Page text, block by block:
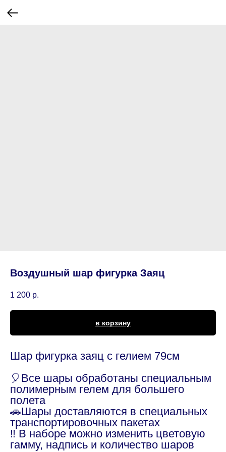
Воздушный шар фигурка Заяц
1 200 р.
в корзину
Шар фигурка заяц с гелием 79см
🎈Все шары обработаны специальным
полимерным гелем для большего
полета
🚗Шары доставляются в специальных
транспортировочных пакетах
‼️ В наборе можно изменить цветовую
гамму, надпись и количество шаров